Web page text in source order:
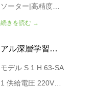
界向けに設計された
X線カラーソーター
シーフード、穀物、
その他のプレミアム
製品の正確な検出、
入った豆、殻付きの
豆、虫食い豆、木く
るAI搭載の視覚認識
および分類装置で
す。
ソーター|高精度光
学選別機 製品説明
ラーソーターは、高
度なRGB CCD技術
により優れた穀物品
続きを読む →
アル深層学習四
鏡栗選別機
モデル S 1 H 63-SA
1 供給電圧 220V